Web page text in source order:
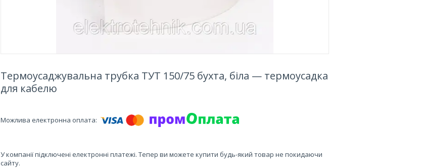
Термоусаджувальна трубка ТУТ 150/75 бухта, біла — термоусадка
для кабелю
У компанії підключені електронні платежі. Тепер ви можете купити будь-який товар не покидаючи
сайту.